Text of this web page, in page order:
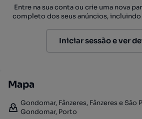
Entre na sua conta ou crie uma nova
completo dos seus anúncios,
Iniciar sessão e ver
Mapa
Gondomar, Fânzeres, Fânzeres e São
Gondomar, Porto